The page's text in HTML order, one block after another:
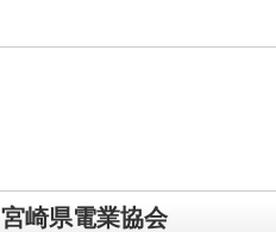
宮崎県電業協会